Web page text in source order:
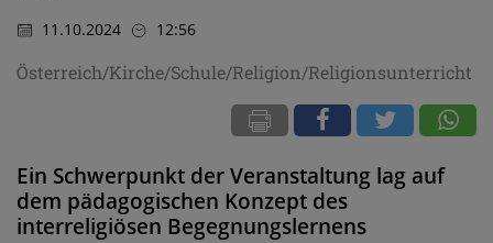
11.10.2024 12:56
Österreich/Kirche/Schule/Religion/Religionsunterricht
Ein Schwerpunkt der Veranstaltung lag auf
dem pädagogischen Konzept des
interreligiösen Begegnungslernens